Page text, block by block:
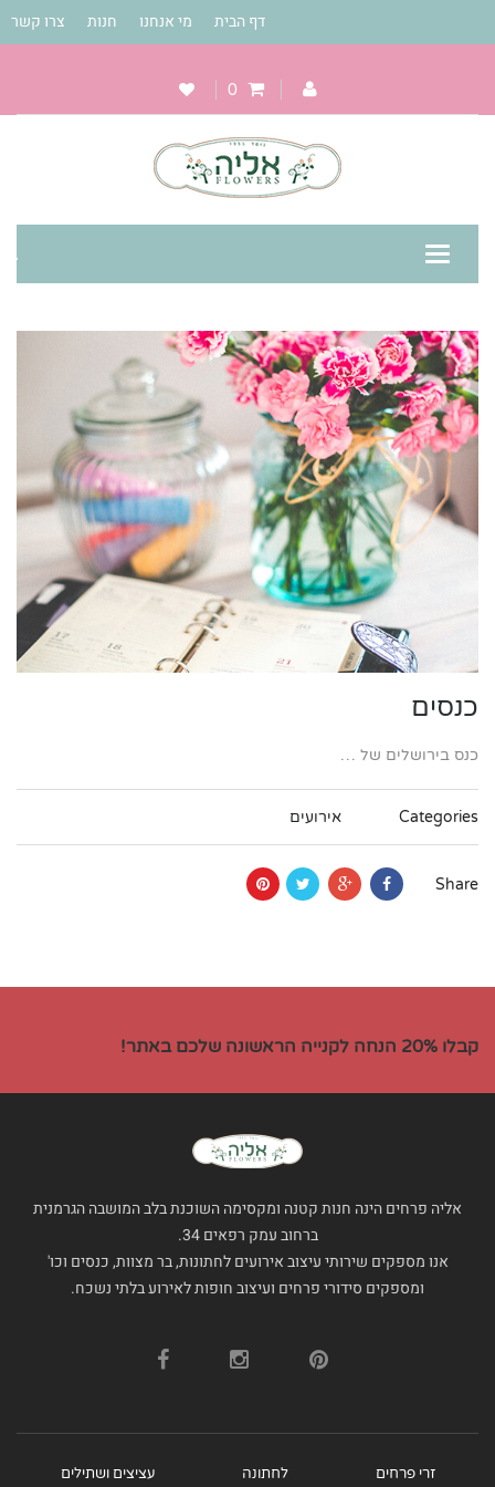
דף הבית מי אנחנו חנות צרו קשר
0
Toggle
navigation
כנסים
כנס בירושלים של …
Categories אירועים
Share
קבלו 20% הנחה לקנייה הראשונה שלכם באתר!
אליה פרחים הינה חנות קטנה ומקסימה השוכנת בלב המושבה הגרמנית
ברחוב עמק רפאים 34.
אנו מספקים שירותי עיצוב אירועים לחתונות, בר מצוות, כנסים וכו'
ומספקים סידורי פרחים ועיצוב חופות לאירוע בלתי נשכח.
זרי פרחים לחתונה עציצים ושתילים